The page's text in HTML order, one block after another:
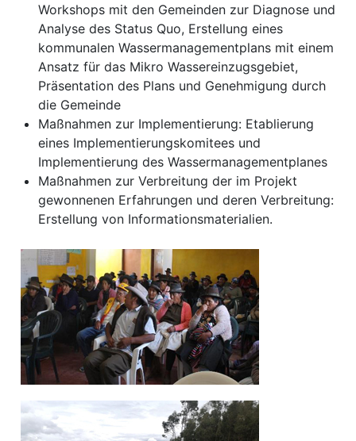
Workshops mit den Gemeinden zur Diagnose und
Analyse des Status Quo, Erstellung eines
kommunalen Wassermanagementplans mit einem
Ansatz für das Mikro Wassereinzugsgebiet,
Präsentation des Plans und Genehmigung durch
die Gemeinde
Maßnahmen zur Implementierung: Etablierung
eines Implementierungskomitees und
Implementierung des Wassermanagementplanes
Maßnahmen zur Verbreitung der im Projekt
gewonnenen Erfahrungen und deren Verbreitung:
Erstellung von Informationsmaterialien.